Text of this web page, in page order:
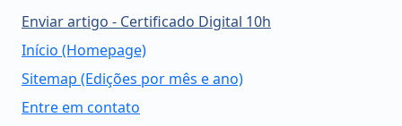
Enviar artigo - Certificado Digital 10h
Início (Homepage)
Sitemap (Edições por mês e ano)
Entre em contato